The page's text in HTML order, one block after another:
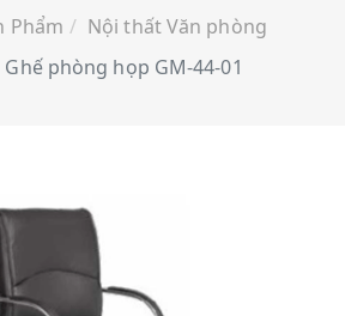
Phẩm
Nội thất Văn phòng
Ghế phòng họp GM-44-01